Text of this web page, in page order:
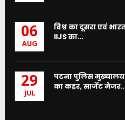
06
AUG
विश्व का दूसरा एवं
IIJS का...
29
JUL
पटना पुलिस मुख्यालय
का कहर, सार्जेंट